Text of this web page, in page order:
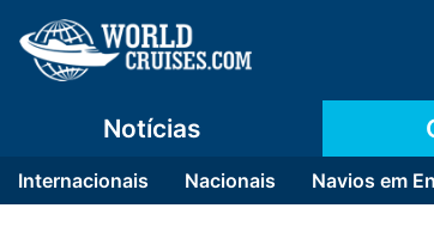
Notícias
Internacionais Nacionais Navios em